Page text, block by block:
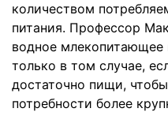
количеством
питания. Профессор
водное
только в том случае,
достаточно пищи,
потребности более